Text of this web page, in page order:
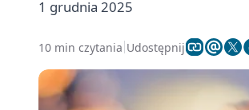
1 grudnia 2025
10 min czytania Udostępnij